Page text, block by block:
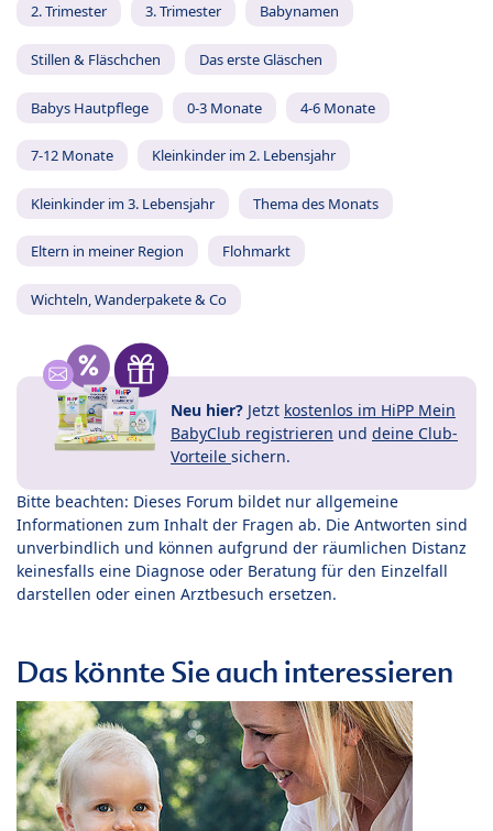
2. Trimester 3. Trimester Babynamen
Stillen & Fläschchen Das erste Gläschen
Babys Hautpflege 0-3 Monate 4-6 Monate
7-12 Monate Kleinkinder im 2. Lebensjahr
Kleinkinder im 3. Lebensjahr Thema des Monats
Eltern in meiner Region Flohmarkt
Wichteln, Wanderpakete & Co
Neu hier? Jetzt kostenlos im HiPP Mein
BabyClub registrieren und deine Club-
Vorteile sichern.
Bitte beachten: Dieses Forum bildet nur allgemeine
Informationen zum Inhalt der Fragen ab. Die Antworten sind
unverbindlich und können aufgrund der räumlichen Distanz
keinesfalls eine Diagnose oder Beratung für den Einzelfall
darstellen oder einen Arztbesuch ersetzen.
Das könnte Sie auch interessieren